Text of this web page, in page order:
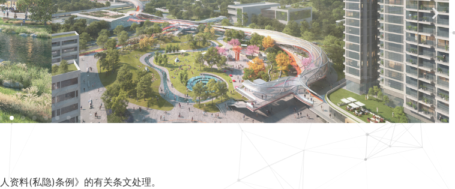
资料(私隐)条例》的有关条文处理。